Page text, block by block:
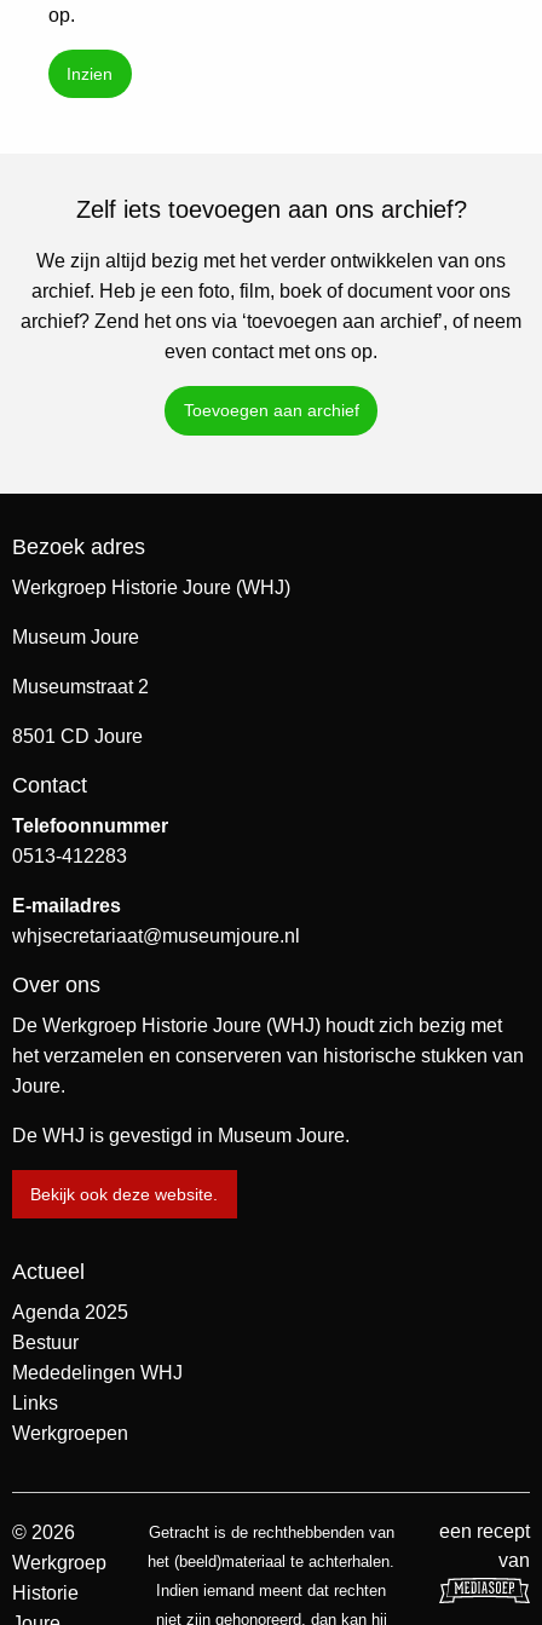
op.
Inzien
Zelf iets toevoegen aan ons archief?
We zijn altijd bezig met het verder ontwikkelen van ons
archief. Heb je een foto, film, boek of document voor ons
archief? Zend het ons via ‘toevoegen aan archief’, of neem
even contact met ons op.
Toevoegen aan archief
Bezoek adres
Werkgroep Historie Joure (WHJ)
Museum Joure
Museumstraat 2
8501 CD Joure
Contact
Telefoonnummer
0513-412283
E-mailadres
whjsecretariaat@museumjoure.nl
Over ons
De Werkgroep Historie Joure (WHJ) houdt zich bezig met
het verzamelen en conserveren van historische stukken van
Joure.
De WHJ is gevestigd in Museum Joure.
Bekijk ook deze website.
Actueel
Agenda 2025
Bestuur
Mededelingen WHJ
Links
Werkgroepen
© 2026
Werkgroep
Historie
Getracht is de rechthebbenden van
het (beeld)materiaal te achterhalen.
Indien iemand meent dat rechten
niet zijn gehonoreerd, dan kan hij
een recept
van